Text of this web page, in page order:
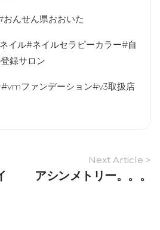
んせん県おおいた
イル#ネイルセラピーカラー#自
録サロン
ファンデーション#v3取扱店
Next Article >
アシンメトリー。。。